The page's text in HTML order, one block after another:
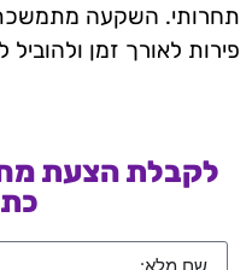
תחרותי. השקעה מתמשכת
פירות לאורך זמן
לקבלת הצעת